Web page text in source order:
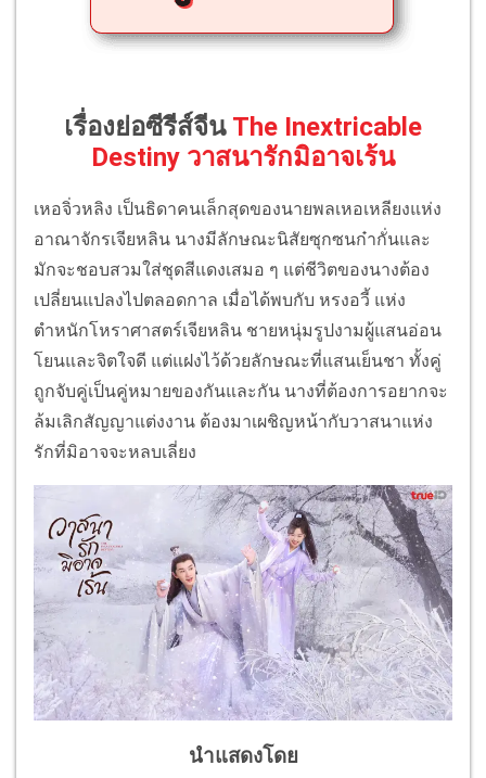
เรื่องย่อซีรีส์จีน The Inextricable
Destiny วาสนารักมิอาจเร้น
เหอจิ่วหลิง เป็นธิดาคนเล็กสุดของนายพลเหอเหลียงแห่ง
อาณาจักรเจียหลิน นางมีลักษณะนิสัยซุกซนก๋ากั่นและ
มักจะชอบสวมใส่ชุดสีแดงเสมอ ๆ แต่ชีวิตของนางต้อง
เปลี่ยนแปลงไปตลอดกาล เมื่อได้พบกับ หรงอวี้ แห่ง
ตำหนักโหราศาสตร์เจียหลิน ชายหนุ่มรูปงามผู้แสนอ่อน
โยนและจิตใจดี แต่แฝงไว้ด้วยลักษณะที่แสนเย็นชา ทั้งคู่
ถูกจับคู่เป็นคู่หมายของกันและกัน นางที่ต้องการอยากจะ
ล้มเลิกสัญญาแต่งงาน ต้องมาเผชิญหน้ากับวาสนาแห่ง
รักที่มิอาจจะหลบเลี่ยง
นำแสดงโดย